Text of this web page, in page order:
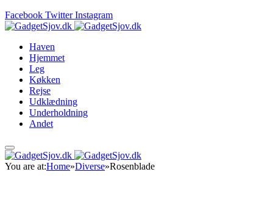
Facebook Twitter Instagram
Haven
Hjemmet
Leg
Køkken
Rejse
Udklædning
Underholdning
Andet
You are at:Home»Diverse»Rosenblade